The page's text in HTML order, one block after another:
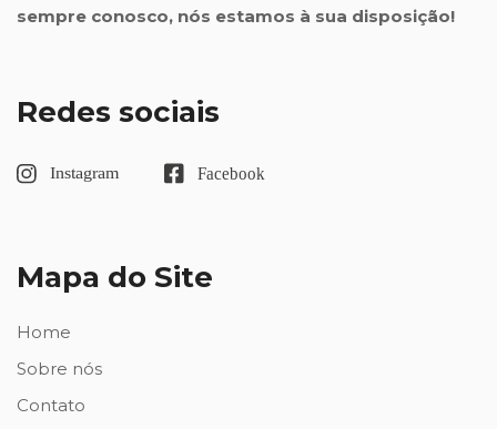
sempre conosco, nós estamos à sua disposição!
Redes sociais
Mapa do Site
Home
Sobre nós
Contato